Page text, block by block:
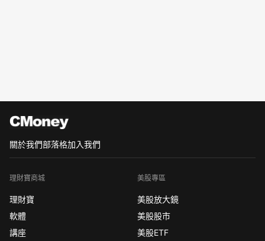
關於我們部落格加入我們
理財寶商城
理財寶
軟體
講座
美股專區
美股放大鏡
美股股市
美股ETF